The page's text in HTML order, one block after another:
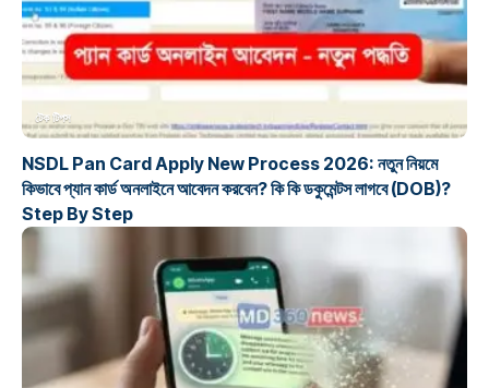
টেক টিপস
NSDL Pan Card Apply New Process 2026: নতুন নিয়মে
কিভাবে প্যান কার্ড অনলাইনে আবেদন করবেন? কি কি ডকুমেন্টস লাগবে (DOB)?
Step By Step